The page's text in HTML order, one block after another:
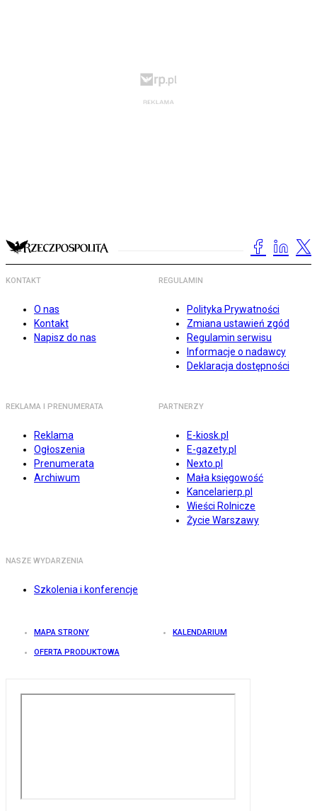
KONTAKT
O nas
Kontakt
Napisz do nas
REGULAMIN
Polityka Prywatności
Zmiana ustawień zgód
Regulamin serwisu
Informacje o nadawcy
Deklaracja dostępności
REKLAMA I PRENUMERATA
Reklama
Ogłoszenia
Prenumerata
Archiwum
PARTNERZY
E-kiosk.pl
E-gazety.pl
Nexto.pl
Mała księgowość
Kancelarierp.pl
Wieści Rolnicze
Życie Warszawy
NASZE WYDARZENIA
Szkolenia i konferencje
MAPA STRONY KALENDARIUM
OFERTA PRODUKTOWA